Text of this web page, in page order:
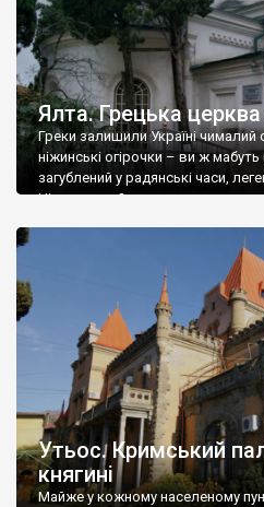
Ялта. Грецька
Греки залишили Україні
ніжинські огірочки – ви ж мабуть
загублений у радянські часи,
Ніжин греки?
Утьос. Кримський
княгині
Майже у кожному населеному